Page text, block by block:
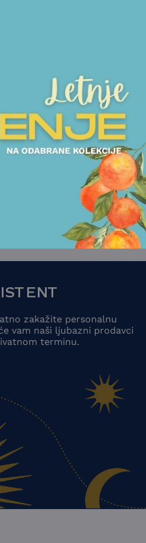
-
zakažite personalnu
vam naši ljubazni prodavci
terminu.